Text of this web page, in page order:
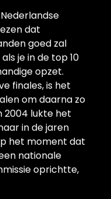
dat
goed zal
je in de top 10
opzet.
finales, is het
om daarna zo
2004 lukte het
in de jaren
het moment dat
nationale
oprichtte,